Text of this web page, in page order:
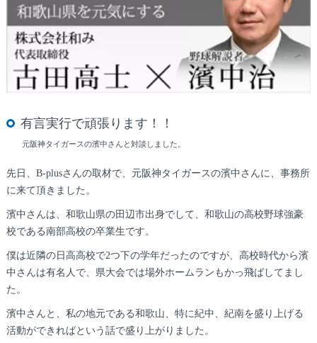
有言実行で頑張ります！！
元阪神タイガースの濱中さんと対談しました。
先日、B-plusさんの取材で、元阪神タイガースの濱中さんに、事務所
に来て頂きました。
濱中さんは、和歌山県の田辺市出身でして、和歌山の高校野球強豪
校である南部高校の卒業生です。
僕は近隣の日高高校で2つ下の学年だったのですが、高校時代から濱
中さんは有名人で、県大会では場外ホームランもかっ飛ばしてまし
た。
濱中さんと、私の地元である和歌山、特に紀中、紀南を盛り上げる
活動ができればという話で盛り上がりました。